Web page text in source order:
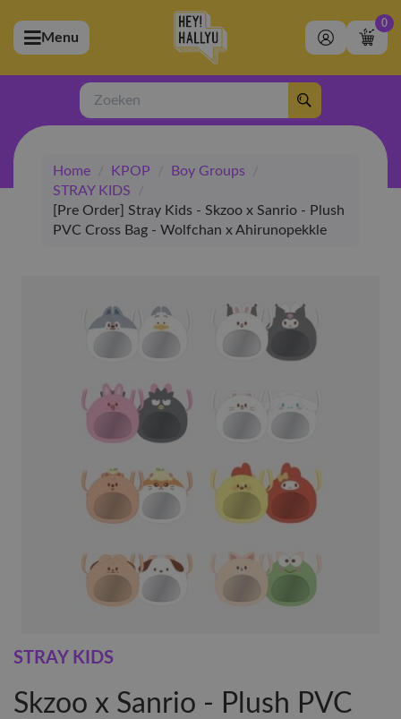
(Artiesten)
(Merchandise)
(Exclusive)
(Winkel)
Menu
0
Zoeken
Home / KPOP / Boy Groups
/
STRAY KIDS
/
[Pre Order] Stray Kids - Skzoo x Sanrio - Plush
PVC Cross Bag - Wolfchan x Ahirunopekkle
STRAY KIDS
Skzoo x Sanrio - Plush PVC